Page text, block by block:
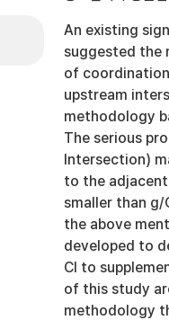
An existing
suggested the
of
upstream
methodology
The serious
Intersection)
to the
smaller than
the above
developed to
CI to
of this study
methodology